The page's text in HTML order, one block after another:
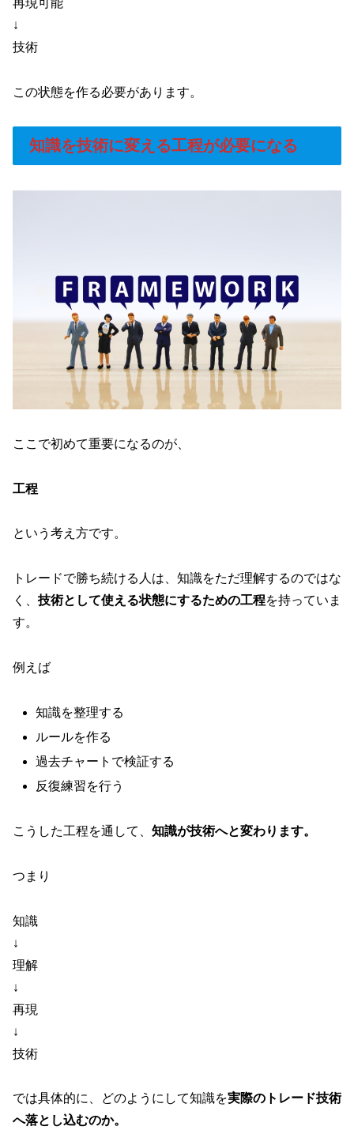
再現可能
↓
技術
この状態を作る必要があります。
知識を技術に変える工程が必要になる
ここで初めて重要になるのが、
工程
という考え方です。
トレードで勝ち続ける人は、知識をただ理解するのではな
く、 技術として使える状態にするための工程を持っていま
す。
例えば
知識を整理する
ルールを作る
過去チャートで検証する
反復練習を行う
こうした工程を通して、 知識が技術へと変わります。
つまり
知識
↓
理解
↓
再現
↓
技術
では具体的に、どのようにして知識を実際のトレード技術
へ落とし込むのか。